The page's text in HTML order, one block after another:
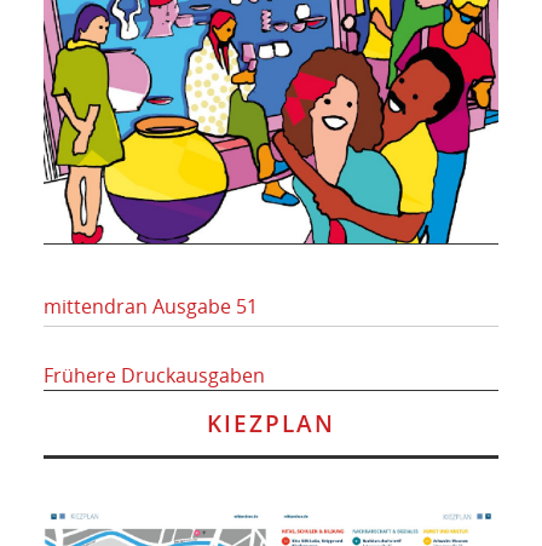
mittendran Ausgabe 51
Frühere Druckausgaben
KIEZPLAN